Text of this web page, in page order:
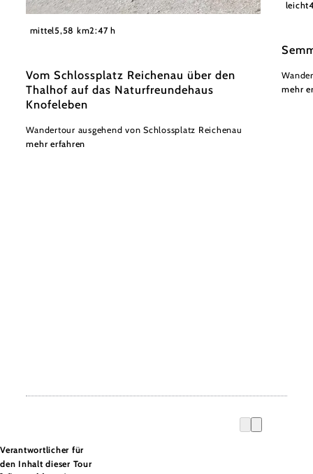
©Knofeleben, Viktor Krenthaller
mittel5,58 km2:47 h
Vom Schlossplatz Reichenau über den
Thalhof auf das Naturfreundehaus
Knofeleben
Wandertour ausgehend von Schlossplatz Reichenau
mehr erfahren
leicht
mehr
Verantwortlicher für
den Inhalt dieser Tour